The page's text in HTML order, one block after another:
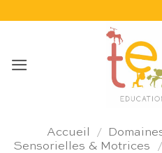
Accueil /
Sensorielles & Motrices
/